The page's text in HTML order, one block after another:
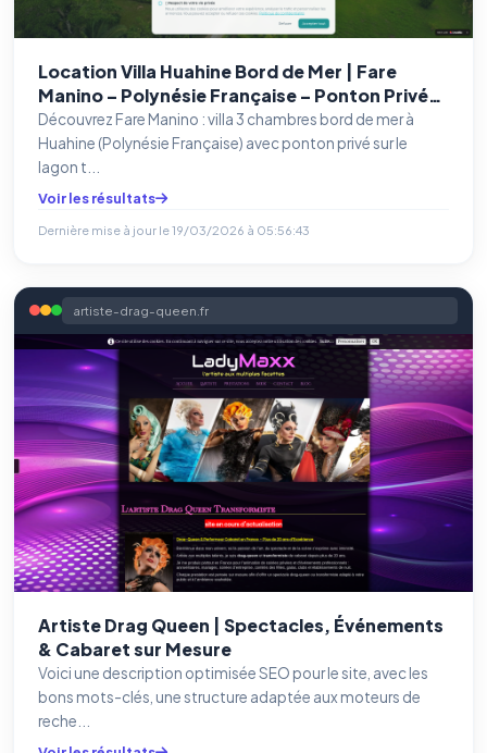
Location Villa Huahine Bord de Mer | Fare
Manino – Polynésie Française – Ponton Privé
Lagon
Découvrez Fare Manino : villa 3 chambres bord de mer à
Huahine (Polynésie Française) avec ponton privé sur le
lagon t...
Voir les résultats
Dernière mise à jour le19/03/2026 à 05:56:43
artiste-drag-queen.fr
Artiste Drag Queen | Spectacles, Événements
& Cabaret sur Mesure
Voici une description optimisée SEO pour le site, avec les
bons mots-clés, une structure adaptée aux moteurs de
reche...